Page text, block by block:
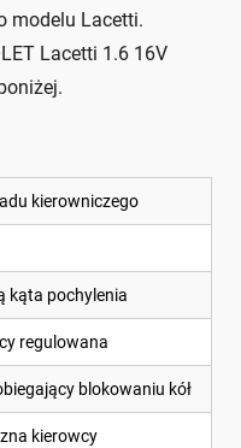
modelu Lacetti.
Lacetti 1.6 16V
kierowniczego
kąta pochylenia
regulowana
blokowaniu kół
kierowcy